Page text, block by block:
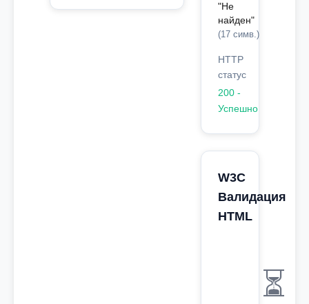
"Не
найден"
(17 симв.)
HTTP
статус
200 -
Успешно
W3C
Валидация
HTML
⏳